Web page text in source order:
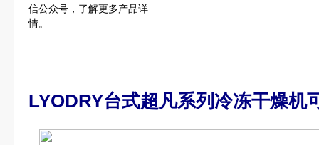
信公众号，了解更多产品详
情。
LYODRY台式超凡系列冷冻干燥机